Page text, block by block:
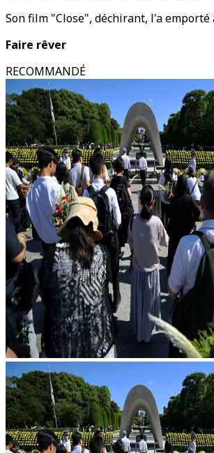
Son film "Close", déchirant, l'a
Faire rêver
RECOMMANDÉ